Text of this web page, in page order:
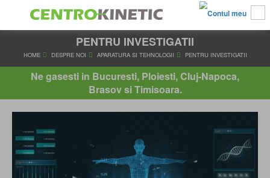
PENTRU INVESTIGATII
HOME DESPRE NOI APARATURA SI TEHNOLOGII PENTRU
Ne gasesti in Bucuresti, Ploiesti, Cluj-Napoca,
Brasov si Timisoara.